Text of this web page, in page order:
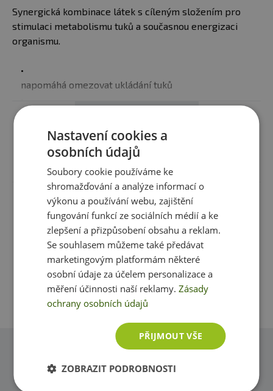
Synergická kombinace látek s cíleným složením pro
stimulaci metabolismu tuků a současnou energizaci
organismu.
napomáhá omezovat ukládání tuků
podílí se na stabilizování hladiny krevního cukru
podporuje fyzickou výkonnost
podporuje celkovou regeneraci a vitalizaci
Praktické balení jednotlivých dávek v nerozbitných
pitných ampulích.
Charakteristika účinných látek:
L-Carnitin base– L-Carnitin je látka tělu vlastní, která
redukci nadváhy a aktuální fyzický výkon, zvyšuje
odolnost k fyzické zátěži a chrání srdce před
přetížením. Přídavek L-Argininu a vitamínu B
efekt L-Carnitinu.
Recenze Produkt zatím nikdo nehodnotil
Máte s produktem zkušenost? Napište recenzi a
pomozte tak ostatním zákazníkům s rozhodováním.
Děkujeme :-)
Přidat vlastní hodnocení
Dotazy
Nastavení cookies a
osobních údajů
Soubory cookie používáme ke
shromažďování a analýze informací o
výkonu a používání webu, zajištění
fungování funkcí ze sociálních médií a ke
zlepšení a přizpůsobení obsahu a reklam.
Se souhlasem můžeme také předávat
marketingovým platformám některé
osobní údaje za účelem personalizace a
měření účinnosti naší reklamy.Zásady
ochrany osobních údajů
PŘIJMOUT VŠE
ZOBRAZIT PODROBNOSTI